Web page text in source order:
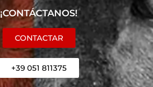
¡CONTÁCTANOS!
CONTACTAR
+39 051 811375